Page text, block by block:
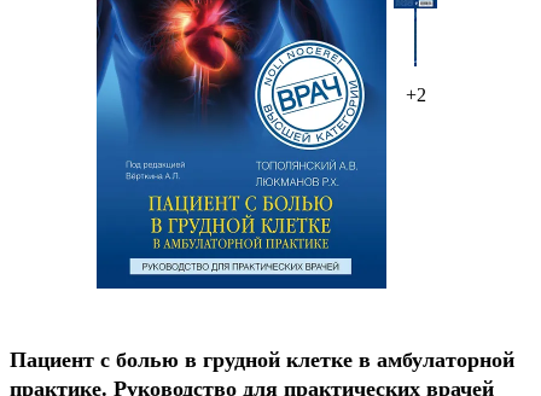
+2
Пациент с болью в грудной клетке в амбулаторной
практике. Руководство для практических врачей